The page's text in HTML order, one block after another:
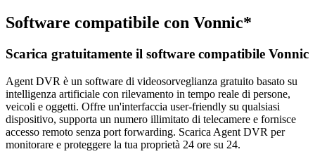
Software compatibile con Vonnic*
Scarica gratuitamente il software compatibile Vonnic
Agent DVR è un software di videosorveglianza gratuito basato su
intelligenza artificiale con rilevamento in tempo reale di persone,
veicoli e oggetti. Offre un'interfaccia user-friendly su qualsiasi
dispositivo, supporta un numero illimitato di telecamere e fornisce
accesso remoto senza port forwarding. Scarica Agent DVR per
monitorare e proteggere la tua proprietà 24 ore su 24.